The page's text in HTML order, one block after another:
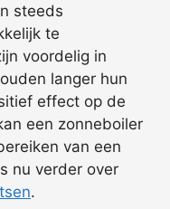
steeds
te
voordelig in
langer hun
effect op de
een zonneboiler
van een
nu verder over
.